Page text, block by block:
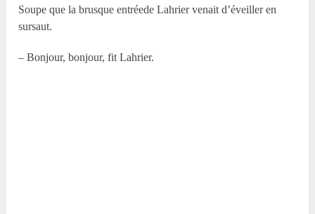
Soupe que la brusque entréede Lahrier venait d’éveiller en
sursaut.
– Bonjour, bonjour, fit Lahrier.